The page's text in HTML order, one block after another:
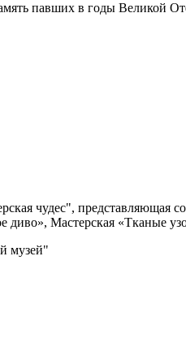
павших в годы Великой
чудес", представляющая
диво», Мастерская «Тканые
музей"